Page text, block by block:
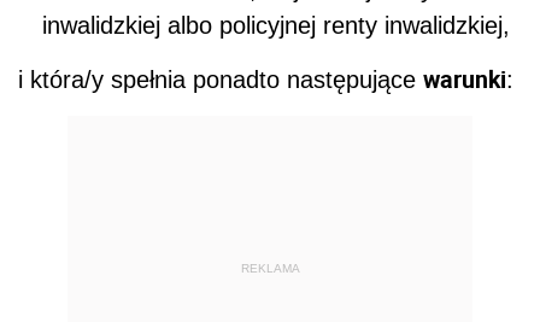
inwalidzkiej albo policyjnej renty inwalidzkiej,
i która/y spełnia ponadto następujące warunki:
REKLAMA